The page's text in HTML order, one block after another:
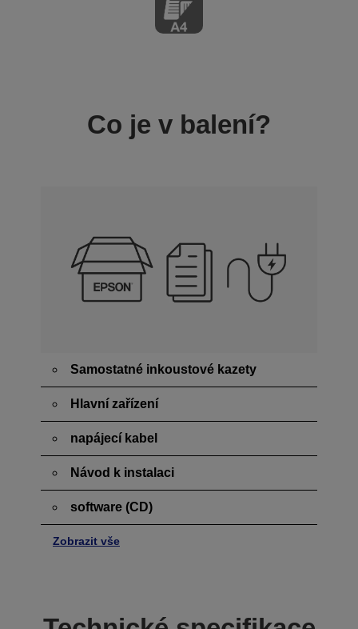
Co je v balení?
Samostatné inkoustové kazety
Hlavní zařízení
napájecí kabel
Návod k instalaci
software (CD)
Zobrazit vše